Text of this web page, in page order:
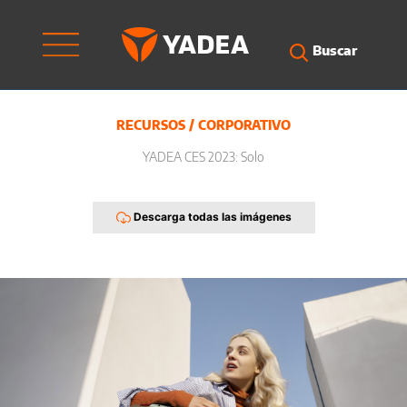
contenido
Buscar
RECURSOS / CORPORATIVO
YADEA CES 2023: Solo
Descarga todas las imágenes